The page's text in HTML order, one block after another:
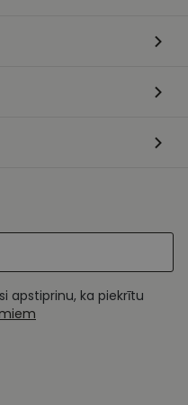
apstiprinu, ka piekrītu
atcerētos
ir
sīkfailu